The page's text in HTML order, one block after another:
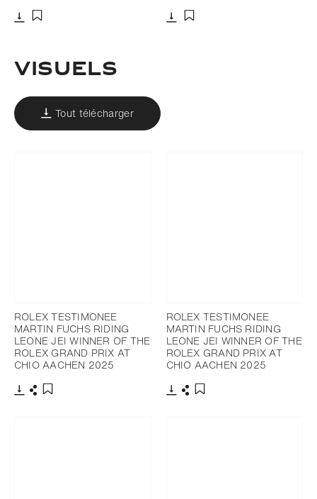
VISUELS
Tout télécharger
ROLEX TESTIMONEE
MARTIN FUCHS RIDING
LEONE JEI WINNER OF THE
ROLEX GRAND PRIX AT
CHIO AACHEN 2025
ROLEX TESTIMONEE
MARTIN FUCHS RIDING
LEONE JEI WINNER OF THE
ROLEX GRAND PRIX AT
CHIO AACHEN 2025